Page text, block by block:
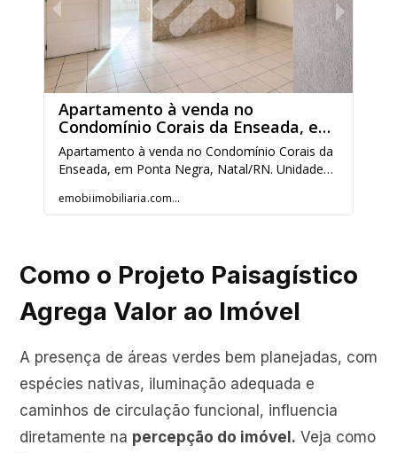
Como o Projeto Paisagístico
Agrega Valor ao Imóvel
A presença de áreas verdes bem planejadas, com
espécies nativas, iluminação adequada e
caminhos de circulação funcional, influencia
diretamente na percepção do imóvel. Veja como